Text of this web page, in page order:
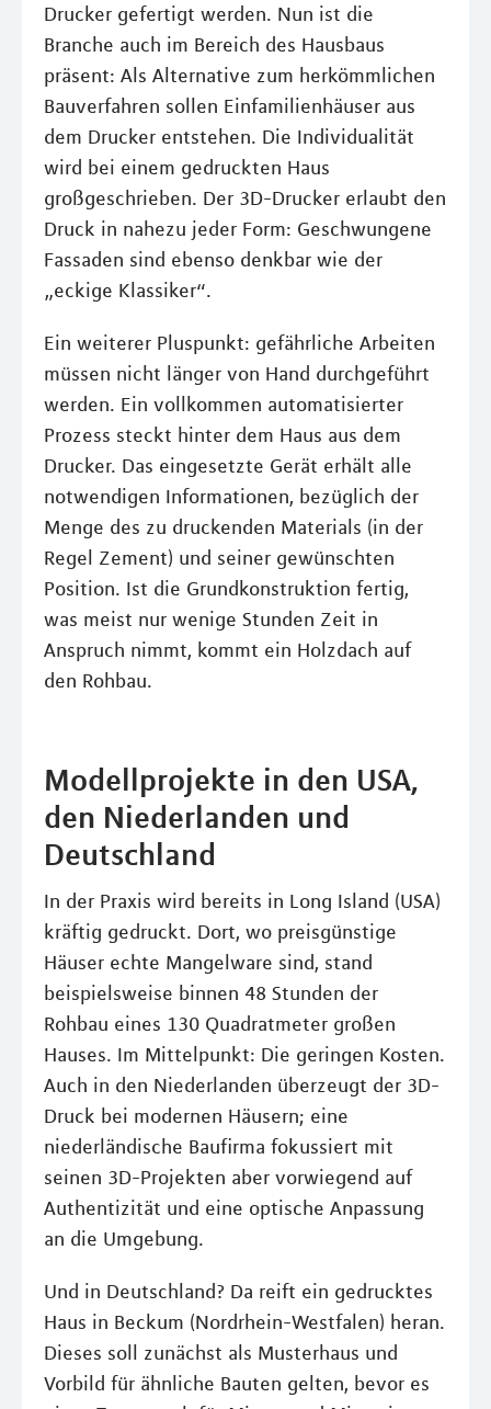
Drucker gefertigt werden. Nun ist die
Branche auch im Bereich des Hausbaus
präsent: Als Alternative zum herkömmlichen
Bauverfahren sollen Einfamilienhäuser aus
dem Drucker entstehen. Die Individualität
wird bei einem gedruckten Haus
großgeschrieben. Der 3D-Drucker erlaubt den
Druck in nahezu jeder Form: Geschwungene
Fassaden sind ebenso denkbar wie der
„eckige Klassiker“.
Ein weiterer Pluspunkt: gefährliche Arbeiten
müssen nicht länger von Hand durchgeführt
werden. Ein vollkommen automatisierter
Prozess steckt hinter dem Haus aus dem
Drucker. Das eingesetzte Gerät erhält alle
notwendigen Informationen, bezüglich der
Menge des zu druckenden Materials (in der
Regel Zement) und seiner gewünschten
Position. Ist die Grundkonstruktion fertig,
was meist nur wenige Stunden Zeit in
Anspruch nimmt, kommt ein Holzdach auf
den Rohbau.
Modellprojekte in den USA,
den Niederlanden und
Deutschland
In der Praxis wird bereits in Long Island (USA)
kräftig gedruckt. Dort, wo preisgünstige
Häuser echte Mangelware sind, stand
beispielsweise binnen 48 Stunden der
Rohbau eines 130 Quadratmeter großen
Hauses. Im Mittelpunkt: Die geringen Kosten.
Auch in den Niederlanden überzeugt der 3D-
Druck bei modernen Häusern; eine
niederländische Baufirma fokussiert mit
seinen 3D-Projekten aber vorwiegend auf
Authentizität und eine optische Anpassung
an die Umgebung.
Und in Deutschland? Da reift ein gedrucktes
Haus in Beckum (Nordrhein-Westfalen) heran.
Dieses soll zunächst als Musterhaus und
Vorbild für ähnliche Bauten gelten, bevor es